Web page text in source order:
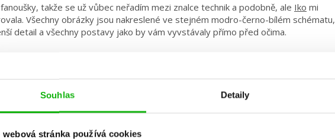
Souhlas Detaily
webová stránka používá cookies
takže se už vůbec neřadím mezi znalce technik a podobně, ale Iko mi
Všechny obrázky jsou nakreslené ve stejném modro-černo-bílém schématu,
detail a všechny postavy jako by vám vyvstávaly přímo před očima.